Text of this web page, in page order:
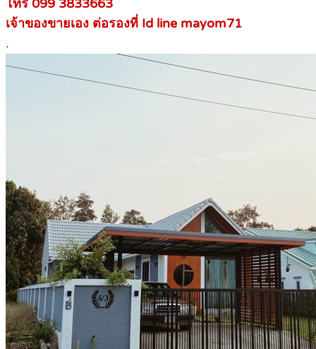
โทร 099 3833663
เจ้าของขายเอง ต่อรองที่ Id line mayom71
.